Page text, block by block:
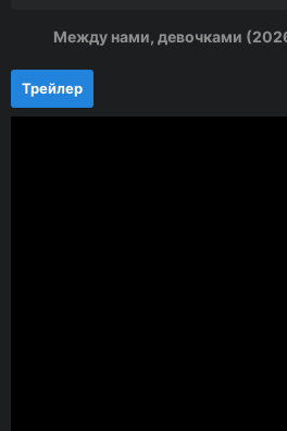
Между нами, девочками
Трейлер